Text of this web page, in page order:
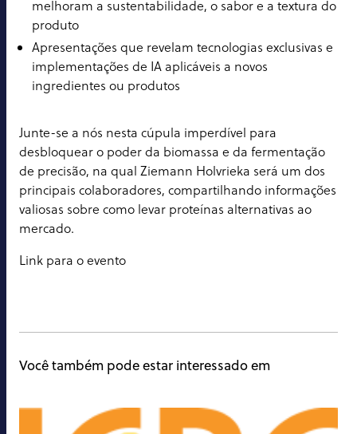
melhoram a sustentabilidade, o sabor e a textura do
produto
Apresentações que revelam tecnologias exclusivas e
implementações de IA aplicáveis a novos
ingredientes ou produtos
Junte-se a nós nesta cúpula imperdível para
desbloquear o poder da biomassa e da fermentação
de precisão, na qual Ziemann Holvrieka será um dos
principais colaboradores, compartilhando informações
valiosas sobre como levar proteínas alternativas ao
mercado.
Link para o evento
Você também pode estar interessado em